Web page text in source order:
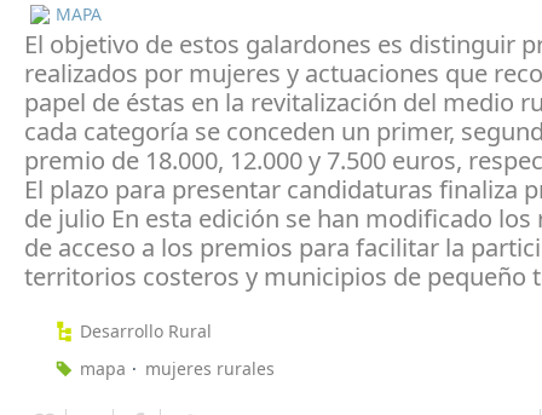
MAPA
El objetivo de estos galardones es distinguir
realizados por mujeres y actuaciones que
papel de éstas en la revitalización del medio
cada categoría se conceden un primer,
premio de 18.000, 12.000 y 7.500 euros,
El plazo para presentar candidaturas finaliza
de julio En esta edición se han modificado
de acceso a los premios para facilitar la
territorios costeros y municipios de pequeño
Desarrollo Rural
mapa
mujeres rurales